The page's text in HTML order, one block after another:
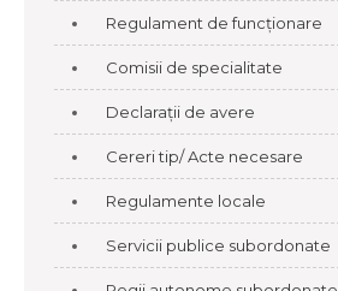
Regulament de funcționare
Comisii de specialitate
Declarații de avere
Cereri tip/ Acte necesare
Regulamente locale
Servicii publice subordonate